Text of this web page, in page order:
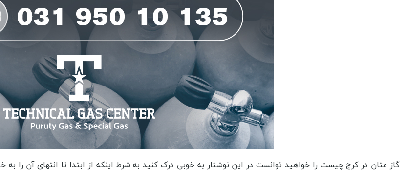
گاز متان در کرج چیست را خواهید توانست در این نوشتار به خوبی درک کنید به شرط اینکه از ابتدا تا انتهای آن را